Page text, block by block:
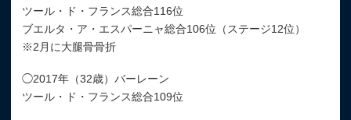
ツール・ド・フランス総合116位
ブエルタ・ア・エスパーニャ総合106位（ステージ12位）
※2月に大腿骨骨折
◯2017年（32歳）バーレーン
ツール・ド・フランス総合109位